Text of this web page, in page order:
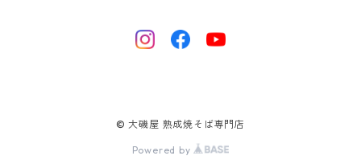
© 大磯屋 熟成焼そば専門店
Powered by